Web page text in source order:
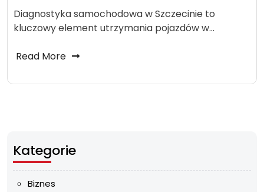
Diagnostyka samochodowa w Szczecinie to
kluczowy element utrzymania pojazdów w…
Read More
Kategorie
Biznes